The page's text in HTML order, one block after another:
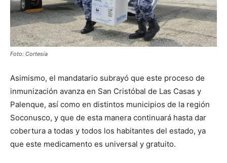
Foto: Cortesía
Asimismo, el mandatario subrayó que este proceso de
inmunización avanza en San Cristóbal de Las Casas y
Palenque, así como en distintos municipios de la región
Soconusco, y que de esta manera continuará hasta dar
cobertura a todas y todos los habitantes del estado, ya
que este medicamento es universal y gratuito.